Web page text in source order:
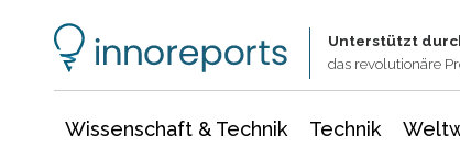
Unterstützt
das revolutionäre
Wissenschaft & Technik Technik